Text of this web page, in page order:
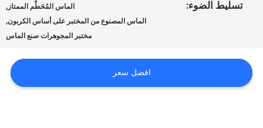
خريطة
تسليط الضوء: الماس المُحَطَّم الممتاز ,
الماس المصنوع من المختبر على أساس الكربون,
مختبر المجوهرات صنع الماس
افضل سعر